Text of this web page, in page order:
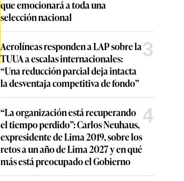
que emocionará a toda una
selección nacional
Aerolíneas responden a LAP sobre la
TUUA a escalas internacionales:
“Una reducción parcial deja intacta
la desventaja competitiva de fondo”
3
“La organización está recuperando
el tiempo perdido”: Carlos Neuhaus,
expresidente de Lima 2019, sobre los
retos a un año de Lima 2027 y en qué
más está preocupado el Gobierno
4